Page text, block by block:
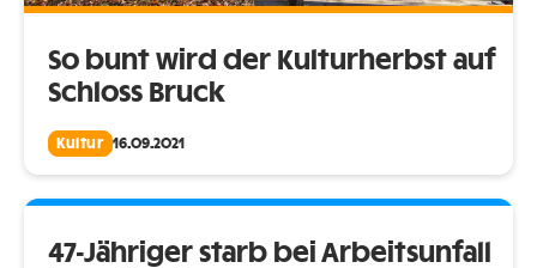
So bunt wird der Kulturherbst auf
Schloss Bruck
Kultur 16.09.2021
47-Jähriger starb bei Arbeitsunfall